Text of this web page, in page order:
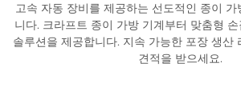
고속 자동 장비를 제공하는 선도적인 종이 가
니다. 크라프트 종이 가방 기계부터 맞춤형
솔루션을 제공합니다. 지속 가능한 포장 생산
견적을 받으세요.